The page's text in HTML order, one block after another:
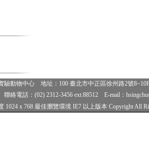
驗動物中心 地址：100 臺北市中正區徐州路2號
絡電話：(02) 2312-3456 ext.88512 E-mail：
1024 x 768 最佳瀏覽環境 IE7 以上版本 Copyright All